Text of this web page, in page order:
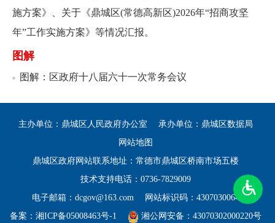
施方案》、关于《鼎城区(常德高新区)2026年“招商攻坚
年”工作实施方案》等情况汇报。
图解
图解：区政府十八届六十一次常务会议
主办单位：鼎城区人民政府办公室
承办单位：鼎城区数据局
网站地图
鼎城区政府网站联系地址：常德市鼎城区桥南市场五楼
技术支持电话：0736-7829009
电子邮箱：dcgov@163.com
网站标识码：4307030064
备案： 湘ICP备05008463号-1 湘公网安备：43070302000220号